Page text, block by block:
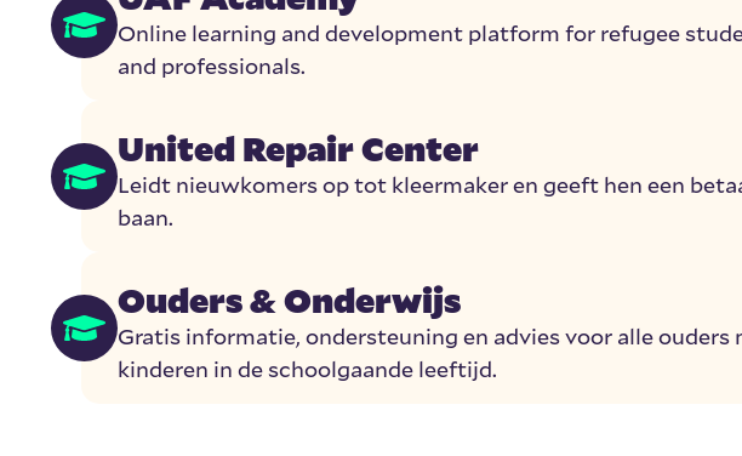
Online learning and development platform for refugee
and professionals.
United Repair Center
Leidt nieuwkomers op tot kleermaker en geeft hen een
baan.
Ouders & Onderwijs
Gratis informatie, ondersteuning en advies voor alle ouders
kinderen in de schoolgaande leeftijd.